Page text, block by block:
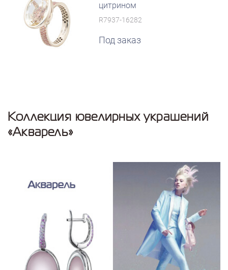
цитрином
R7937-16282
Под заказ
Коллекция ювелирных украшений
«Акварель»